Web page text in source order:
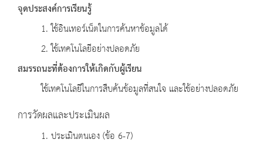
จุดประสงค์การเรียนรู้
1. ใช้อินเทอร์เน็ตในการค้นหาข้อมูลได้
2. ใช้เทคโนโลยีอย่างปลอดภัย
สมรรถนะที่ต้องการให้เกิดกับผู้เรียน
ใช้เทคโนโลยีในการสืบค้นข้อมูลที่สนใจ และใช้อย่างปลอดภัย
การวัดผลและประเมินผล
1. ประเมินตนเอง (ข้อ 6-7)